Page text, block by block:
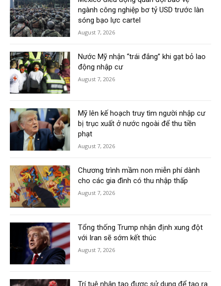
ngành công nghiệp bơ tỷ USD trước làn
sóng bạo lực cartel
August 7, 2026
Nước Mỹ nhận “trái đắng” khi gạt bỏ lao
động nhập cư
August 7, 2026
Mỹ lên kế hoạch truy tìm người nhập cư
bị trục xuất ở nước ngoài để thu tiền
phạt
August 7, 2026
Chương trình mầm non miễn phí dành
cho các gia đình có thu nhập thấp
August 7, 2026
Tổng thống Trump nhận định xung đột
với Iran sẽ sớm kết thúc
August 7, 2026